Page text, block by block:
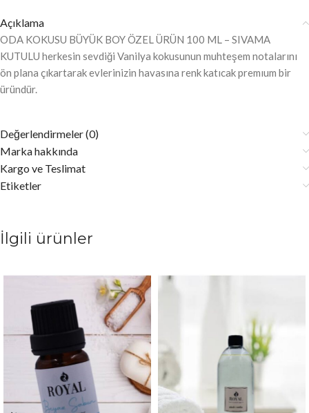
Açıklama
ODA KOKUSU BÜYÜK BOY ÖZEL ÜRÜN 100 ML – SIVAMA
KUTULU herkesin sevdiği Vanilya kokusunun muhteşem notalarını
ön plana çıkartarak evlerinizin havasına renk katıcak premıum bir
üründür.
Değerlendirmeler (0)
Marka hakkında
Kargo ve Teslimat
Etiketler
İlgili ürünler